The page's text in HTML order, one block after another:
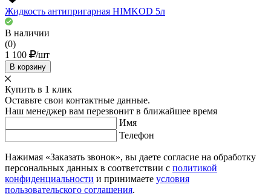
Жидкость антипригарная HIMKOD 5л
В наличии
(0)
1 100
/шт
В корзину
Купить в 1 клик
Оставьте свои контактные данные.
Наш менеджер вам перезвонит в ближайшее время
Имя
Телефон
Нажимая «Заказать звонок», вы даете согласие на обработку
персональных данных в соответствии с политикой
конфиденциальности и принимаете условия
пользовательского соглашения.